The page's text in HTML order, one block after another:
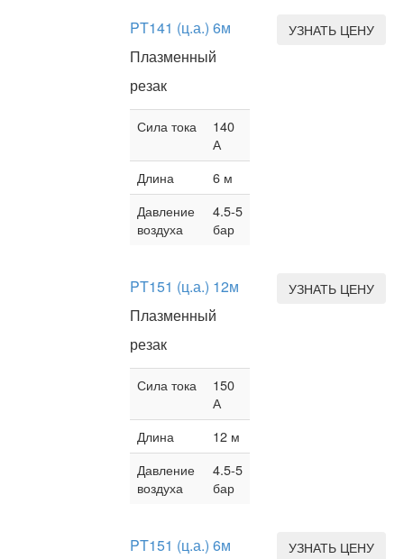
PT141 (ц.а.) 6м
Плазменный
резак
Сила тока
140
А
Длина
6 м
Давление
воздуха
4.5-5
бар
УЗНАТЬ ЦЕНУ
PT151 (ц.а.) 12м
Плазменный
резак
Сила тока
150
А
Длина
12 м
Давление
воздуха
4.5-5
бар
УЗНАТЬ ЦЕНУ
PT151 (ц.а.) 6м
УЗНАТЬ ЦЕНУ